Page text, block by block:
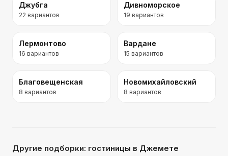
Джубга
22 вариантов
Дивноморское
19 вариантов
Лермонтово
16 вариантов
Вардане
15 вариантов
Благовещенская
8 вариантов
Новомихайловский
8 вариантов
Другие подборки: гостиницы в Джемете